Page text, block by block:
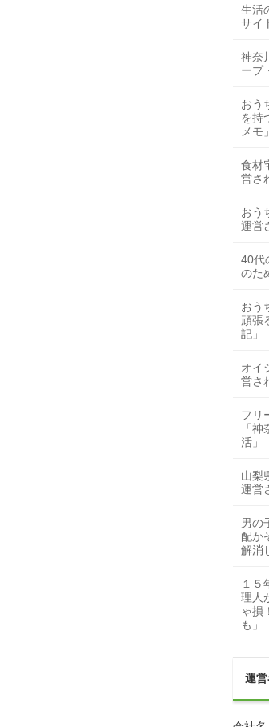
生活
サイ
神奈
ープ
おう
を持
メモ」
食材
営さ
おう
運営
40代
のた
おう
頑張
記」
オイ
営さ
フリ
「
活」
山梨
運営
男の
配か
解消
１５
理人
ゃ損
も」
運